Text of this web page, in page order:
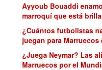
Ayyoub Bouaddi
marroquí que está
¿Cuántos futbolistas
juegan para
¿Juega Neymar? Las
Marruecos por el